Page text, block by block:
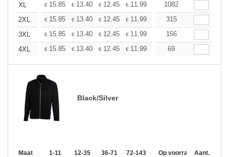
XL
€ 15.85 € 13.40 € 12.45 € 11.99 11.32
1082
2XL
€ 15.85 € 13.40 € 12.45 € 11.99 11.32
315
3XL
€ 15.85 € 13.40 € 12.45 € 11.99 11.32
156
4XL
€ 15.85 € 13.40 € 12.45 € 11.99 11.32
69
Black/Silver
Maat 1-11 12-35 36-71 72-143 144-287 288 + Meer
Op voorraadAant.